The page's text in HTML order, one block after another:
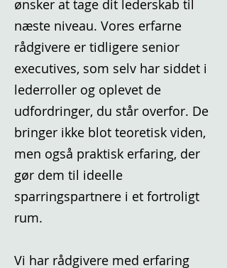
ønsker at tage dit lederskab til
næste niveau. Vores erfarne
rådgivere er tidligere senior
executives, som selv har siddet i
lederroller og oplevet de
udfordringer, du står overfor. De
bringer ikke blot teoretisk viden,
men også praktisk erfaring, der
gør dem til ideelle
sparringspartnere i et fortroligt
rum.
Vi har rådgivere med erfaring